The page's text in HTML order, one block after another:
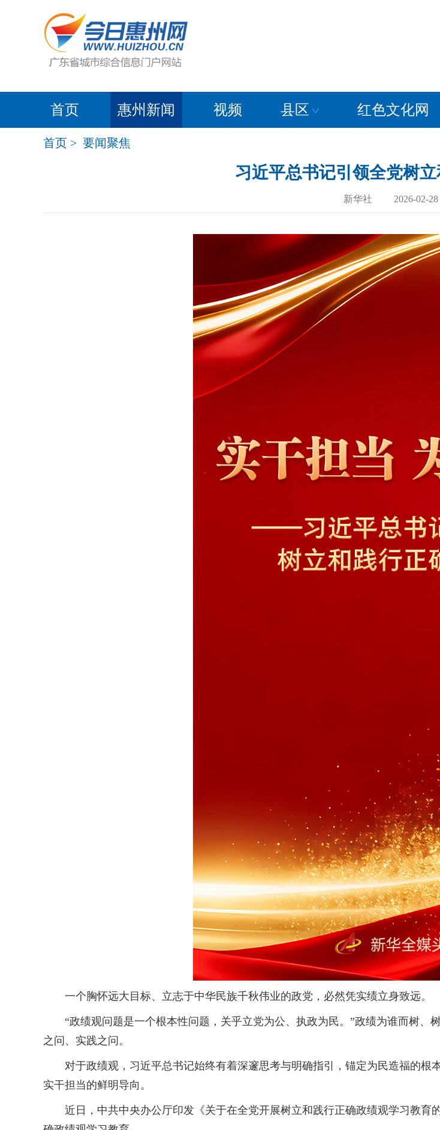
首页 惠州新闻 视频 县区 红色文化网
首页 > 要闻聚焦
习近平总书记引领全党树
新华社 2026-02-28
一个胸怀远大目标、立志于中华民族千秋伟业的政党，必然凭实绩立身致远。
“政绩观问题是一个根本性问题，关乎立党为公、执政为民。”政绩为谁而树、
之问、实践之问。
对于政绩观，习近平总书记始终有着深邃思考与明确指引，锚定为民造福的根
实干担当的鲜明导向。
近日，中共中央办公厅印发《关于在全党开展树立和践行正确政绩观学习教育